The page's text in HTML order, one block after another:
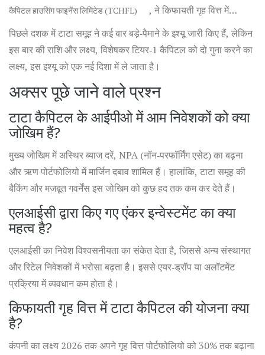
कैपिटल हाउसिंग फाइनेंस लिमिटेड (TCHFL)
, ने किफायती गृह वित्त में
विशेषकर ग्रामीण और वर्ग‑बजट वर्ग के लिए कई अभिनव योजनाएं प्रदान की
पिछले दशक में टाटा समूह ने कई बार बड़े‑पैमाने के इश्यू जारी किए हैं, लेकिन
इस बार की राशि और लक्ष्य, विशेषकर टियर‑1 कैपिटल को दो गुना करने का
लक्ष्य, इस इश्यू को एक नई दिशा में ले जाता है।
अक्सर पूछे जाने वाले प्रश्न
टाटा कैपिटल के आईपीओ में आम निवेशकों को क्या
जोखिम हैं?
मुख्य जोखिम में अस्थिर ब्याज दरें, NPA (नॉन‑परफॉर्मिंग एसेट) का बढ़ना
और ऋण पोर्टफोलियो में मार्जिन दबाव शामिल हैं। हालांकि, टाटा समूह की
बैकिंग और मजबूत गवर्नेंस इस जोखिम को कुछ हद तक कम कर देते हैं।
एलआईसी द्वारा किए गए एंकर इन्वेस्टमेंट का क्या
महत्व है?
एलआईसी का निवेश विश्वसनीयता का संकेत देता है, जिससे अन्य संस्थागत
और रिटेल निवेशकों में भरोसा बढ़ता है। इससे एयर‑ड्रॉप या अलॉटमेंट
प्रक्रिया में व्यवधान कम होता है।
किफायती गृह वित्त में टाटा कैपिटल की योजना क्या
है?
कंपनी का लक्ष्य 2026 तक अपने गृह वित्त पोर्टफोलियो को 30% तक बढ़ाना